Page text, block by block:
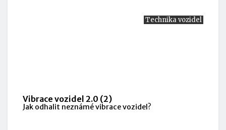
Technika vozidel
Vibrace vozidel 2.0 (2)
Jak odhalit neznámé vibrace vozidel?